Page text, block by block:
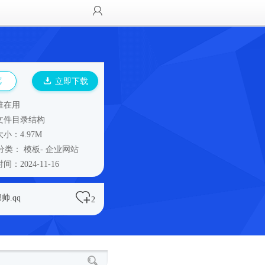
立即下载
在用
件目录结构
小：4.97M
类： 模板- 企业网站
间：2024-11-16
.qq 2